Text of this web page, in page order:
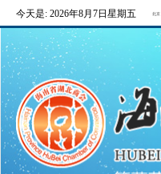
今天是: 2026年8月7日星期五